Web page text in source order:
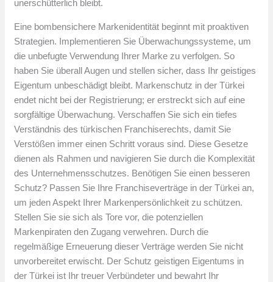
unerschütterlich bleibt.
Eine bombensichere Markenidentität beginnt mit proaktiven
Strategien. Implementieren Sie Überwachungssysteme, um
die unbefugte Verwendung Ihrer Marke zu verfolgen. So
haben Sie überall Augen und stellen sicher, dass Ihr geistiges
Eigentum unbeschädigt bleibt. Markenschutz in der Türkei
endet nicht bei der Registrierung; er erstreckt sich auf eine
sorgfältige Überwachung. Verschaffen Sie sich ein tiefes
Verständnis des türkischen Franchiserechts, damit Sie
Verstößen immer einen Schritt voraus sind. Diese Gesetze
dienen als Rahmen und navigieren Sie durch die Komplexität
des Unternehmensschutzes. Benötigen Sie einen besseren
Schutz? Passen Sie Ihre Franchiseverträge in der Türkei an,
um jeden Aspekt Ihrer Markenpersönlichkeit zu schützen.
Stellen Sie sie sich als Tore vor, die potenziellen
Markenpiraten den Zugang verwehren. Durch die
regelmäßige Erneuerung dieser Verträge werden Sie nicht
unvorbereitet erwischt. Der Schutz geistigen Eigentums in
der Türkei ist Ihr treuer Verbündeter und bewahrt Ihr